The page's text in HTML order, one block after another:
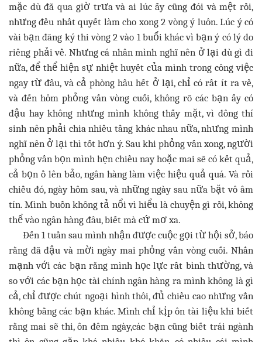
mặc dù đã qua giờ trưa và ai lúc ấy cũng đói và mệt rồi,
nhưng đều nhất quyết làm cho xong 2 vòng ý luôn. Lúc ý có
vài bạn đăng ký thi vòng 2 vào 1 buổi khác vì bạn ý có lý do
riêng phải về. Nhưng cá nhân mình nghĩ nên ở lại dù gì đi
nữa, để thể hiện sự nhiệt huyết của mình trong công việc
ngay từ đầu, và cả phòng hầu hết ở lại, chỉ có rất ít ra về,
và đến hôm phỏng vấn vòng cuối, không rõ các bạn ấy có
đậu hay không nhưng mình không thấy mặt, vì đông thí
sinh nên phải chia nhiều tầng khác nhau nữa, nhưng mình
nghĩ nên ở lại thì tốt hơn ý. Sau khi phỏng vấn xong, người
phỏng vấn bọn mình hẹn chiều nay hoặc mai sẽ có kết quả,
cả bọn ồ lên bảo, ngân hàng làm việc hiệu quả quá. Và rồi
chiều đó, ngày hôm sau, và những ngày sau nữa bặt vô âm
tín. Mình buồn không tả nổi vì hiểu là chuyện gì rồi, không
thể vào ngân hàng đâu, biết mà cứ mơ xa.
Đến 1 tuần sau mình nhận được cuộc gọi từ hội sở, báo
rằng đã đậu và mời ngày mai phỏng vấn vòng cuối. Nhấn
mạnh với các bạn rằng mình học lực rất bình thường, và
so với các bạn học tài chính ngân hàng ra mình không là gì
cả, chỉ được chút ngoại hình thôi, đủ chiều cao nhưng vẫn
không bằng các bạn khác. Mình chỉ kịp ôn tài liệu khi biết
rằng mai sẽ thi, ôn đêm ngày,các bạn cũng biết trái ngành